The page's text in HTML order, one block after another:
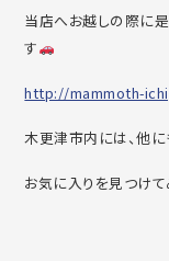
当店へお越しの際に
す
http://mammoth-
木更津市内には、他
お気に入りを見つけて